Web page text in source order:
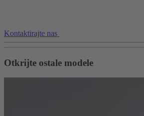
Kontaktirajte nas
Otkrijte ostale modele